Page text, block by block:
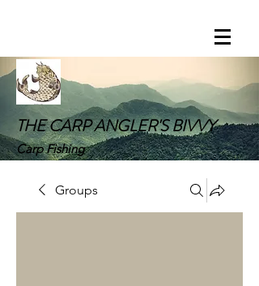
THE CARP ANGLER'S BIVVY
Carp Fishing
Groups